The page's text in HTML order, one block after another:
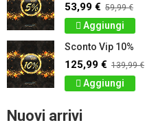
53,99 € 59,99 €
Aggiungi
Sconto Vip 10%
125,99 € 139,99 €
Aggiungi
Nuovi arrivi